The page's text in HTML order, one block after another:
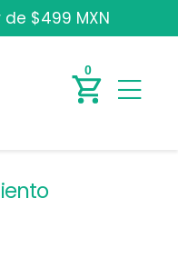
$499 MXN
0